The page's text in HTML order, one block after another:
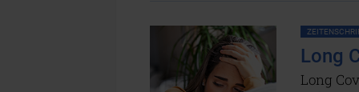
Long
Long